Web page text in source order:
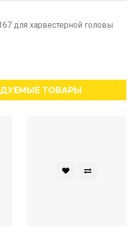
для харвестерной головы
ТОВАРЫ